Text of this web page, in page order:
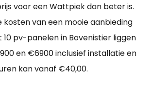
voor een Wattpiek dan beter is.
kosten van een mooie aanbieding
10 pv-panelen in Bovenistier liggen
en €6900 inclusief installatie en
kan vanaf €40,00.